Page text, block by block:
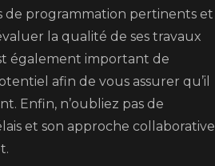
de programmation pertinents et
la qualité de ses travaux
également important de
afin de vous assurer qu’il
Enfin, n’oubliez pas de
et son approche collaborative